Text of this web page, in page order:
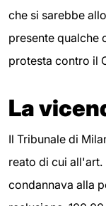
che si sarebbe
presente qualche
protesta contro il
La
Il Tribunale di
reato di cui all'art.
condannava alla